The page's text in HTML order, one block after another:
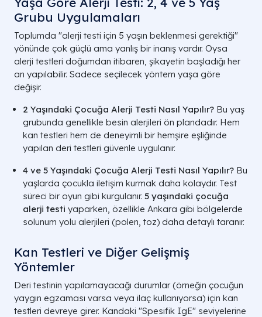
Grubu Uygulamaları
Toplumda "alerji testi için 5 yaşın beklenmesi gerektiği"
yönünde çok güçlü ama yanlış bir inanış vardır. Oysa
alerji testleri doğumdan itibaren, şikayetin başladığı her
an yapılabilir. Sadece seçilecek yöntem yaşa göre
değişir.
2 Yaşındaki Çocuğa Alerji Testi Nasıl Yapılır? Bu yaş
grubunda genellikle besin alerjileri ön plandadır. Hem
kan testleri hem de deneyimli bir hemşire eşliğinde
yapılan deri testleri güvenle uygulanır.
4 ve 5 Yaşındaki Çocuğa Alerji Testi Nasıl Yapılır? Bu
yaşlarda çocukla iletişim kurmak daha kolaydır. Test
süreci bir oyun gibi kurgulanır. 5 yaşındaki çocuğa
alerji testi yaparken, özellikle Ankara gibi bölgelerde
solunum yolu alerjileri (polen, toz) daha detaylı taranır.
Kan Testleri ve Diğer Gelişmiş
Yöntemler
Deri testinin yapılamayacağı durumlar (örneğin çocuğun
yaygın egzaması varsa veya ilaç kullanıyorsa) için kan
testleri devreye girer. Kandaki "Spesifik IgE" seviyelerine